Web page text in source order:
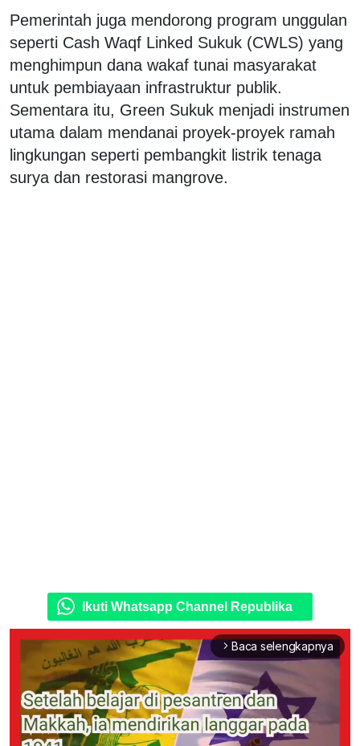
Pemerintah juga mendorong program unggulan
seperti Cash Waqf Linked Sukuk (CWLS) yang
menghimpun dana wakaf tunai masyarakat
untuk pembiayaan infrastruktur publik.
Sementara itu, Green Sukuk menjadi instrumen
utama dalam mendanai proyek-proyek ramah
lingkungan seperti pembangkit listrik tenaga
surya dan restorasi mangrove.
Ikuti Whatsapp Channel Republika
arrow_forward_ios Baca selengkapnya